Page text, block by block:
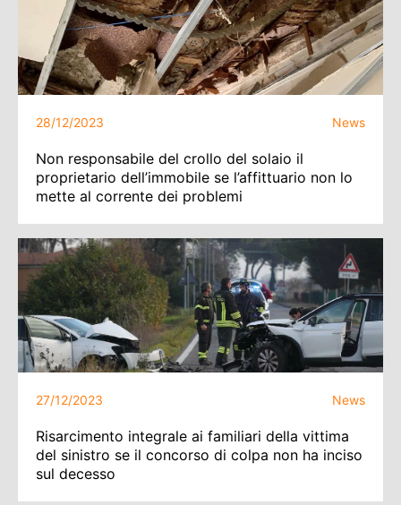
28/12/2023 News
Non responsabile del crollo del solaio il
proprietario dell’immobile se l’affittuario non lo
mette al corrente dei problemi
27/12/2023 News
Risarcimento integrale ai familiari della vittima
del sinistro se il concorso di colpa non ha inciso
sul decesso